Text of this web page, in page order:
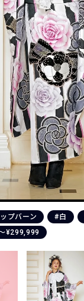
プバーン #白
¥299,999